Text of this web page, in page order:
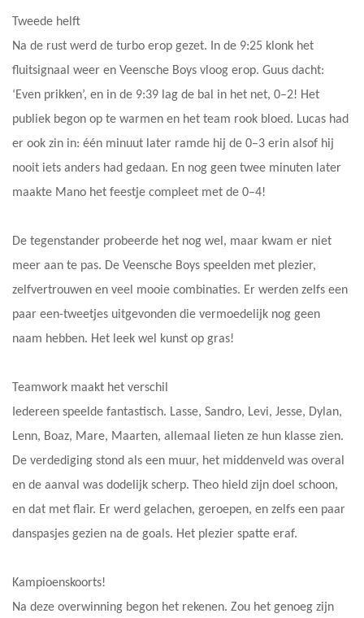
Tweede helft
Na de rust werd de turbo erop gezet. In de 9:25 klonk het
fluitsignaal weer en Veensche Boys vloog erop. Guus dacht:
‘Even prikken’, en in de 9:39 lag de bal in het net, 0–2! Het
publiek begon op te warmen en het team rook bloed. Lucas had
er ook zin in: één minuut later ramde hij de 0–3 erin alsof hij
nooit iets anders had gedaan. En nog geen twee minuten later
maakte Mano het feestje compleet met de 0–4!
De tegenstander probeerde het nog wel, maar kwam er niet
meer aan te pas. De Veensche Boys speelden met plezier,
zelfvertrouwen en veel mooie combinaties. Er werden zelfs een
paar een-tweetjes uitgevonden die vermoedelijk nog geen
naam hebben. Het leek wel kunst op gras!
Teamwork maakt het verschil
Iedereen speelde fantastisch. Lasse, Sandro, Levi, Jesse, Dylan,
Lenn, Boaz, Mare, Maarten, allemaal lieten ze hun klasse zien.
De verdediging stond als een muur, het middenveld was overal
en de aanval was dodelijk scherp. Theo hield zijn doel schoon,
en dat met flair. Er werd gelachen, geroepen, en zelfs een paar
danspasjes gezien na de goals. Het plezier spatte eraf.
Kampioenskoorts!
Na deze overwinning begon het rekenen. Zou het genoeg zijn